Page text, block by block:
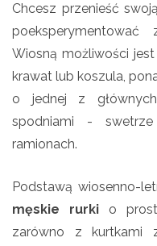
Chcesz przenieść
poeksperymentować
Wiosną możliwości
krawat lub koszula,
o jednej z
spodniami -
ramionach.
Podstawą wiosenno-
męskie rurki o
zarówno z kurtkami